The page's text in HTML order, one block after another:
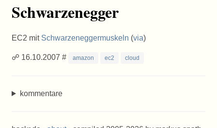
Schwarzenegger
EC2 mit Schwarzeneggermuskeln (via)
☍ 16.10.2007 # amazon ec2 cloud
kommentare